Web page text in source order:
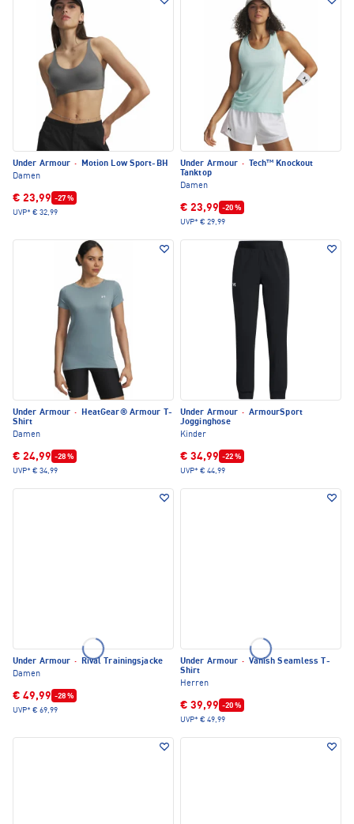
Under Armour ·
Motion Low Sport-BH
Damen
€ 23,99 -27 %
UVP* € 32,99
Under Armour ·
Tech™ Knockout
Tanktop
Damen
€ 23,99 -20 %
UVP* € 29,99
Under Armour ·
HeatGear® Armour T-
Shirt
Damen
€ 24,99 -28 %
UVP* € 34,99
Under Armour · ArmourSport
Jogginghose
Kinder
€ 34,99 -22 %
UVP* € 44,99
Under Armour ·
Rival Trainingsjacke
Damen
€ 49,99 -28 %
UVP* € 69,99
Under Armour · Vanish Seamless T-
Shirt
Herren
€ 39,99 -20 %
UVP* € 49,99